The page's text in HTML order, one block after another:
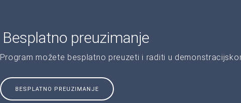
Besplatno preuzimanje
Program možete besplatno preuzeti i raditi u
BESPLATNO PREUZIMANJE